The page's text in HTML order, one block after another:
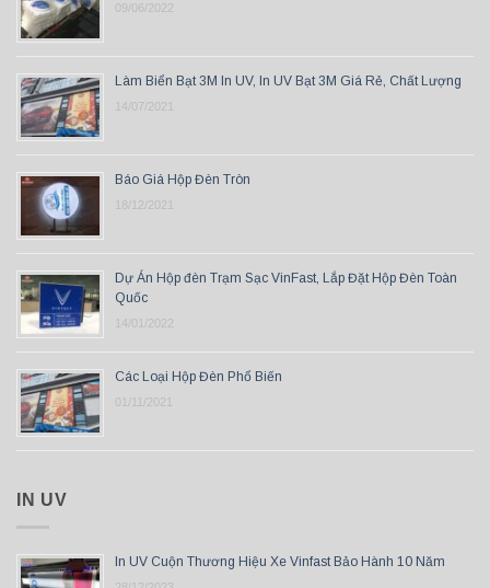
09/06/2022
Làm Biển Bạt 3M In UV, In UV Bạt 3M Giá Rẻ, Chất Lượng
14/07/2021
Báo Giá Hộp Đèn Tròn
18/12/2021
Dự Án Hộp đèn Trạm Sạc VinFast, Lắp Đặt Hộp Đèn Toàn
Quốc
14/01/2022
Các Loại Hộp Đèn Phổ Biến
01/11/2021
IN UV
In UV Cuộn Thương Hiệu Xe Vinfast Bảo Hành 10 Năm